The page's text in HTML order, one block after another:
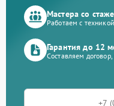
Мастера со
Работаем с
Гарантия до 12
Составляем